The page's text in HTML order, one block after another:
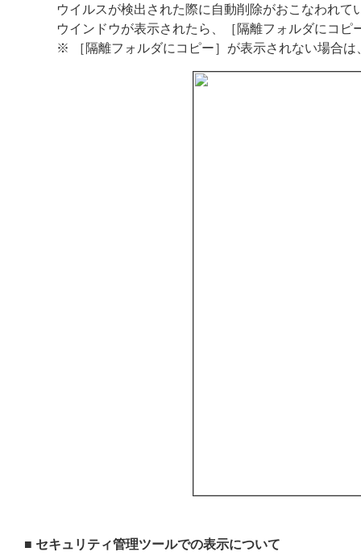
ウイルスが検出された際に自動削除がおこなわれ
ウインドウが表示されたら、［隔離フォルダにコ
※ ［隔離フォルダにコピー］が表示されない場合
■ セキュリティ管理ツールでの表示について